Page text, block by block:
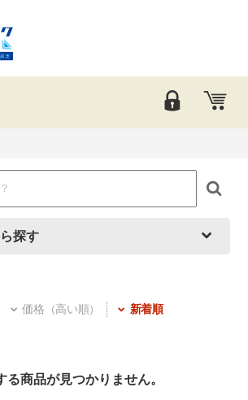
探す
価格（高い順） 新着順
る商品が見つかりません。